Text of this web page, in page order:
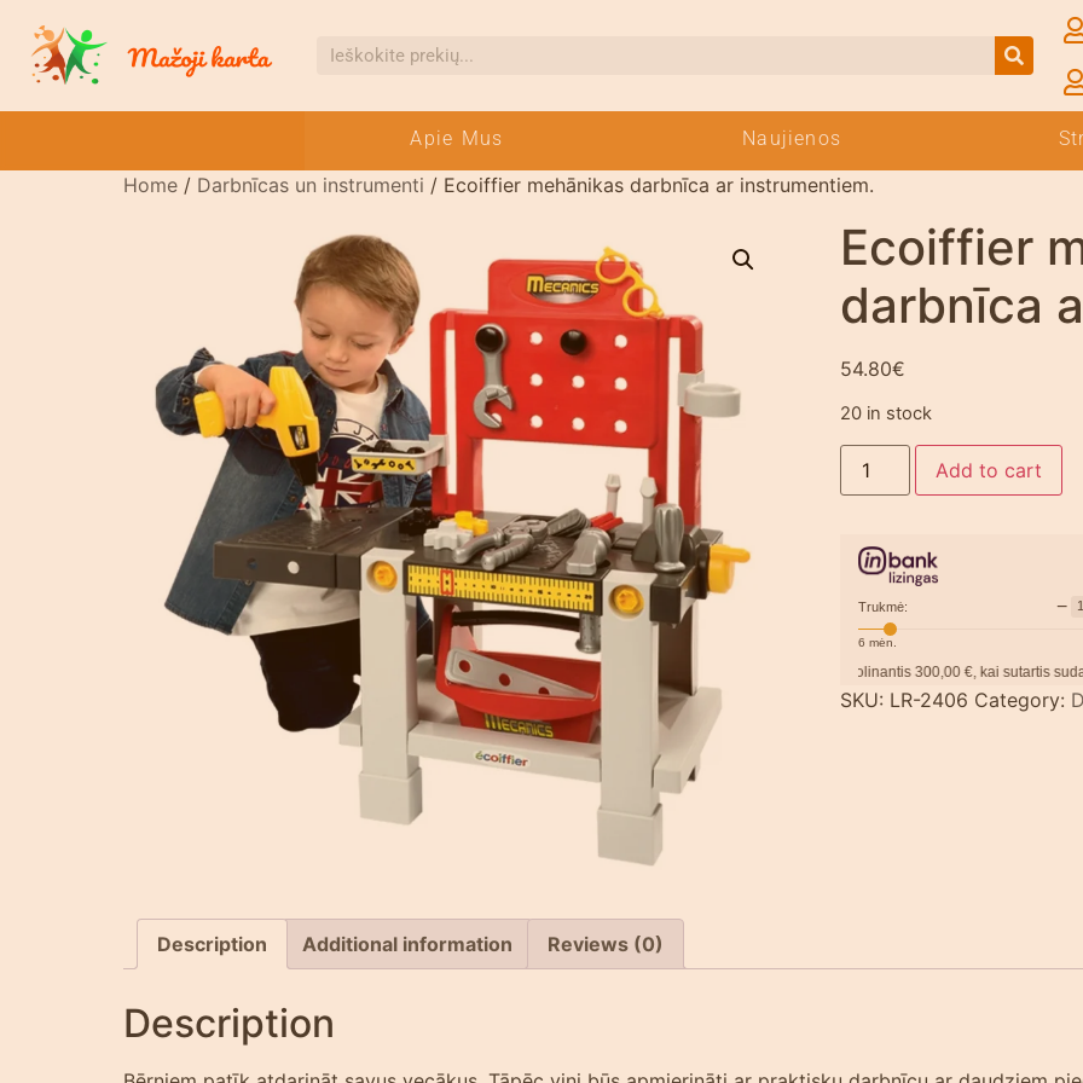
Apie Mus Naujienos
Home / Darbnīcas un instrumenti / Ecoiffier mehānikas darbnīca ar instrumentiem.
Ecoiffier
darbnīca
54.80€
20 in stock
Add to cart
Trukmė: −
6 mėn.
€, kai sutartis sudaroma12mėn.
SKU: LR-2406 Category:
Description Additional information Reviews (0)
Description